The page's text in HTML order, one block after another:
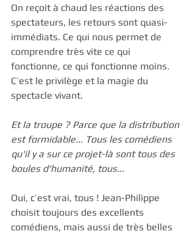
On reçoit à chaud les réactions des
spectateurs, les retours sont quasi-
immédiats. Ce qui nous permet de
comprendre très vite ce qui
fonctionne, ce qui fonctionne moins.
C’est le privilège et la magie du
spectacle vivant.
Et la troupe ? Parce que la distribution
est formidable... Tous les comédiens
qu'il y a sur ce projet-là sont tous des
boules d'humanité, tous...
Oui, c’est vrai, tous ! Jean-Philippe
choisit toujours des excellents
comédiens, mais aussi de très belles